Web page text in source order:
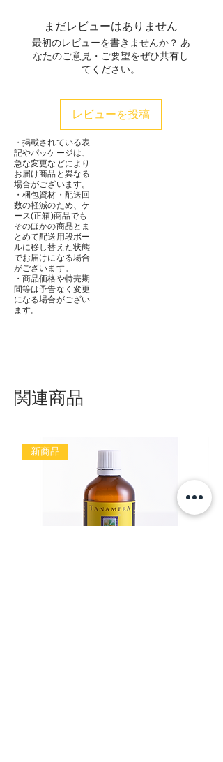
まだレビューはありません
最初のレビューを書きませんか？ あ
なたのご意見・ご要望をぜひ共有し
てください。
レビューを投稿
・掲載されている表
記やパッケージは、
急な変更などにより
お届け商品と異なる
場合がございます。
・梱包資材・配送回
数の軽減のため、ケ
ース(正箱)商品でも
そのほかの商品とま
とめて配送用段ボー
ルに移し替えた状態
でお届けになる場合
がございます。
・商品価格や特売期
間等は予告なく変更
になる場合がござい
ます。
関連商品
新商品